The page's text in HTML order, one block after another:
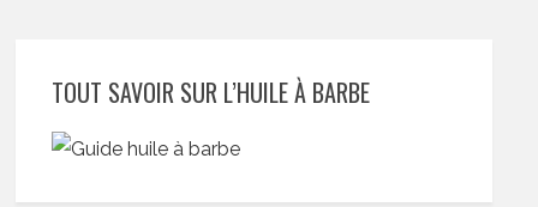
TOUT SAVOIR SUR L’HUILE À BARBE